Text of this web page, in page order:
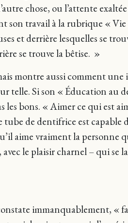
chose, ou l’attente exaltée
son travail à la rubrique «
et derrière lesquelles se
se trouve la bêtise. »
montre aussi comment
telle. Si son « Éducation au
les bons. « Aimer ce qui est
tube de dentifrice est capable
aime vraiment la personne
avec le plaisir charnel – qui se
immanquablement, «